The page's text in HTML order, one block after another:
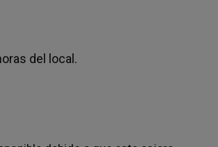
del local.